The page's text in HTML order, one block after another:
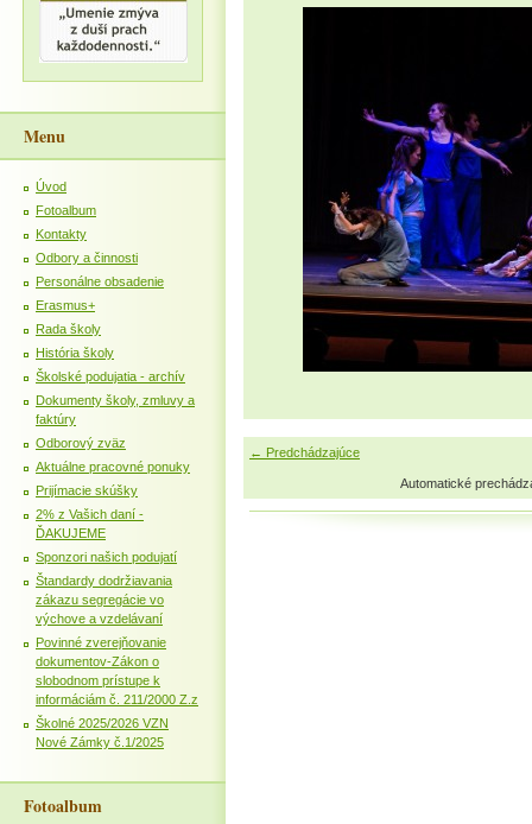
← Predchádzajúce
Automatické
Menu
Úvod
Fotoalbum
Kontakty
Odbory a činnosti
Personálne obsadenie
Erasmus+
Rada školy
História školy
Školské podujatia - archív
Dokumenty školy, zmluvy a
faktúry
Odborový zväz
Aktuálne pracovné ponuky
Prijímacie skúšky
2% z Vašich daní -
ĎAKUJEME
Sponzori našich podujatí
Štandardy dodržiavania
zákazu segregácie vo
výchove a vzdelávaní
Povinné zverejňovanie
dokumentov-Zákon o
slobodnom prístupe k
informáciám č. 211/2000 Z.z
Školné 2025/2026 VZN
Nové Zámky č.1/2025
Fotoalbum